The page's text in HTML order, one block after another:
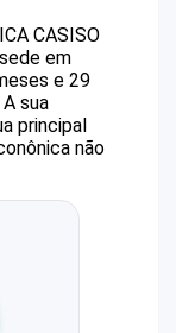
CASISO
em
e 29
A sua
principal
não